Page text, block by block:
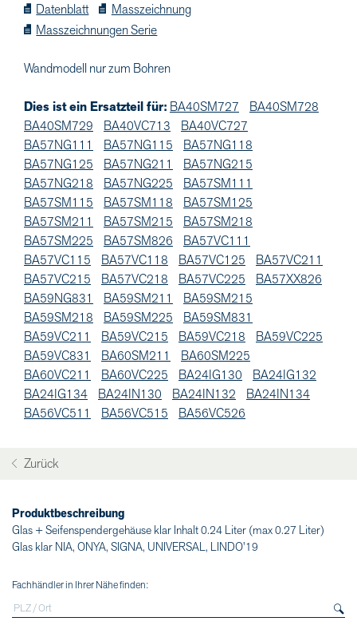
Datenblatt
Masszeichnung
Masszeichnungen Serie
Wandmodell nur zum Bohren
Dies ist ein Ersatzteil für: BA40SM727
BA40SM728
BA40SM729
BA40VC713
BA40VC727
BA57NG111
BA57NG115
BA57NG118
BA57NG125
BA57NG211
BA57NG215
BA57NG218
BA57NG225
BA57SM111
BA57SM115
BA57SM118
BA57SM125
BA57SM211
BA57SM215
BA57SM218
BA57SM225
BA57SM826
BA57VC111
BA57VC115
BA57VC118 BA57VC125
BA57VC211
BA57VC215
BA57VC218 BA57VC225
BA57XX826
BA59NG831
BA59SM211
BA59SM215
BA59SM218
BA59SM225
BA59SM831
BA59VC211
BA59VC215 BA59VC218
BA59VC225
BA59VC831
BA60SM211
BA60SM225
BA60VC211
BA60VC225 BA24IG130
BA24IG132
BA24IG134
BA24IN130 BA24IN132
BA24IN134
BA56VC511
BA56VC515 BA56VC526
Zurück
Produktbeschreibung
Glas + Seifenspendergehäuse klar Inhalt 0.24 Liter (max 0.27 Liter)
Glas klar NIA, ONYA, SIGNA, UNIVERSAL, LINDO'19
Fachhändler in Ihrer Nähe finden: